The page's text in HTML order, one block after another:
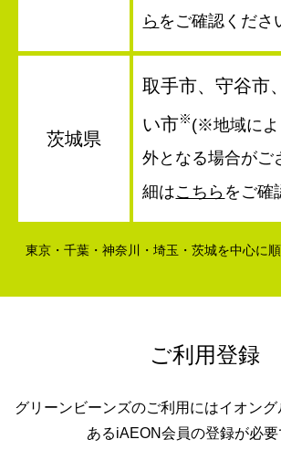
ら をご確認くださ
茨城県
取手市、守谷市
い市※(※地域によ
外となる場合がご
細はこちら をご確
東京・千葉・神奈川・埼玉・茨城を中心に
ご利用登録
グリーンビーンズのご利用にはイオン
あるiAEON会員の登録が必要